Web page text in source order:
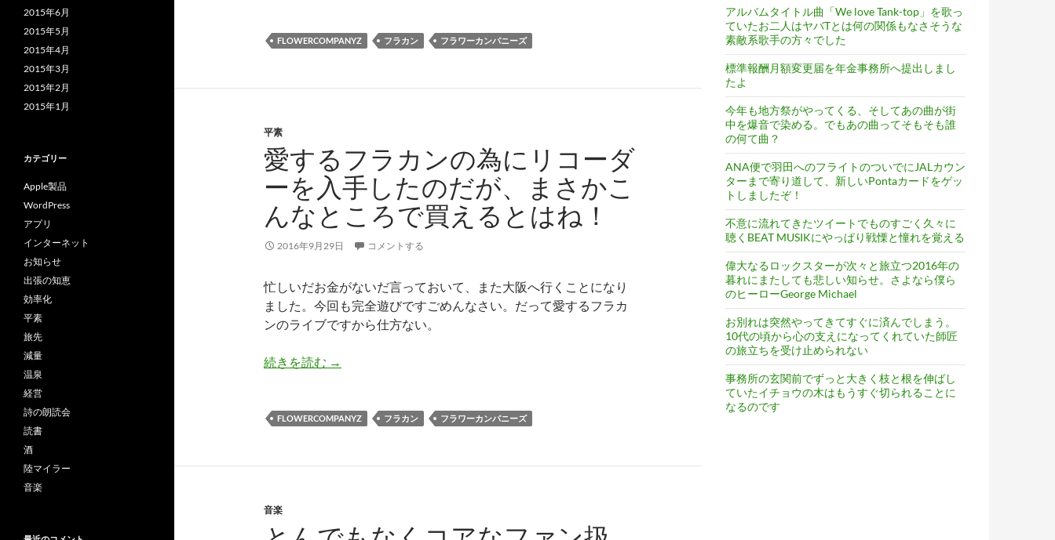
FLOWERCOMPANYZ フラカン フラワーカンパニーズ
平素
愛するフラカンの為にリコーダ
ーを入手したのだが、まさかこ
んなところで買えるとはね！
2016年9月29日 コメントする
忙しいだお金がないだ言っておいて、また大阪へ行くことになり
ました。今回も完全遊びですごめんなさい。だって愛するフラカ
ンのライブですから仕方ない。
続きを読む 愛するフラカンの為にリコーダーを入手したのだが、まさかこんなところで買えるとはね！
→
FLOWERCOMPANYZ フラカン フラワーカンパニーズ
音楽
アルバムタイトル曲「We love Tank-top」を歌っ
ていたお二人はヤバTとは何の関係もなさそうな
素敵系歌手の方々でした
標準報酬月額変更届を年金事務所へ提出しまし
たよ
今年も地方祭がやってくる、そしてあの曲が街
中を爆音で染める。でもあの曲ってそもそも誰
の何て曲？
ANA便で羽田へのフライトのついでにJALカウン
ターまで寄り道して、新しいPontaカードをゲッ
トしましたぞ！
不意に流れてきたツイートでものすごく久々に
聴くBEAT MUSIKにやっぱり戦慄と憧れを覚える
偉大なるロックスターが次々と旅立つ2016年の
暮れにまたしても悲しい知らせ。さよなら僕ら
のヒーローGeorge Michael
お別れは突然やってきてすぐに済んでしまう。
10代の頃から心の支えになってくれていた師匠
の旅立ちを受け止められない
事務所の玄関前でずっと大きく枝と根を伸ばし
ていたイチョウの木はもうすぐ切られることに
なるのです
2015年6月
2015年5月
2015年4月
2015年3月
2015年2月
2015年1月
カテゴリー
Apple製品
WordPress
アプリ
インターネット
お知らせ
出張の知恵
効率化
平素
旅先
減量
温泉
経営
詩の朗読会
読書
酒
陸マイラー
音楽